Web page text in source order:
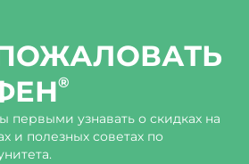
®
первыми узнавать о скидках на
и полезных советах по